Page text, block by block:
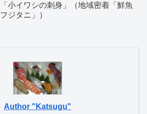
「小イワシの刺身」（地域密着「鮮魚
フジタニ」）
Author "Katsugu"